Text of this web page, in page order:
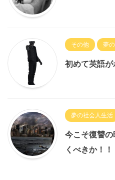
その他 夢
初めて英語
夢の社会人生活
今こそ復讐
くべきか！！